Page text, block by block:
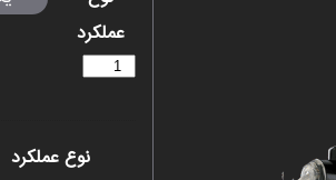
عملکرد
نوع عملکرد